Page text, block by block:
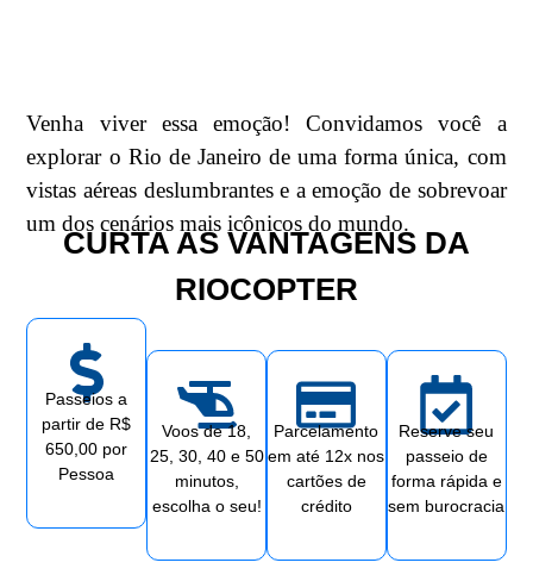
Passeio
de
Helicóptero
no Rio de
Janeiro
Passeio
de
Helicóptero
no Rio de
Janeiro
Venha viver essa emoção! Convidamos você a
explorar o Rio de Janeiro de uma forma única, com
vistas aéreas deslumbrantes e a emoção de sobrevoar
um dos cenários mais icônicos do mundo.
CURTA AS VANTAGENS DA
RIOCOPTER
Passeios a
partir de R$
650,00 por
Pessoa
Voos de 18,
25, 30, 40 e 50
minutos,
escolha o seu!
Parcelamento
em até 12x nos
cartões de
crédito
Reserve seu
passeio de
forma rápida e
sem burocracia